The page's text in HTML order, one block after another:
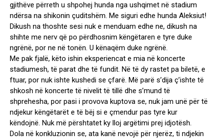
gjithëve përreth u shpohej hunda nga ushqimet në stadium
ndërsa na shikonin çuditshëm. Me siguri edhe hunda Aleksiut!
Dikush na thoshte sesi nuk e menduam edhe ne, dikush na
shihte me nerv që po përdhosnim këngëtaren e tyre duke
ngrënë, por ne në tonën. U kënaqëm duke ngrënë.
Me pak fjalë, këto ishin eksperiencat e mia në koncerte
stadiumesh, të parat dhe të fundit. Në të dy rastet pa biletë, e
ftuar, por nuk ishte kushedi se çfarë. Më parë s’dija ç’ishte të
shkosh në koncerte të nivelit të tillë dhe s’mund të
shprehesha, por pasi i provova kuptova se, nuk jam unë për të
ndjekur këngëtarët e të bëj si e çmendur pas tyre kur
këndojnë. Nuk më përshtatet ky lloj argëtimi prej idjotësh.
Dola në konkluzionin se, ata kanë nevojë për njerëz, ti ndjekin